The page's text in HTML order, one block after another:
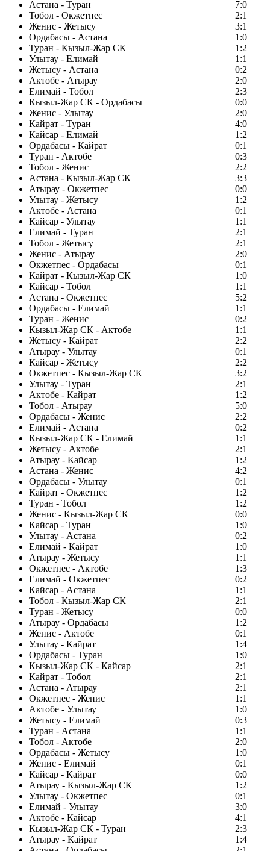
Астана - Туран
7:0
Тобол - Окжетпес
2:1
Женис - Жетысу
3:1
Ордабасы - Астана
1:0
Туран - Кызыл-Жар СК
1:2
Улытау - Елимай
1:1
Жетысу - Астана
0:2
Актобе - Атырау
2:0
Елимай - Тобол
2:3
Кызыл-Жар СК - Ордабасы
0:0
Женис - Улытау
2:0
Кайрат - Туран
4:0
Кайсар - Елимай
1:2
Ордабасы - Кайрат
0:1
Туран - Актобе
0:3
Тобол - Женис
2:2
Астана - Кызыл-Жар СК
3:3
Атырау - Окжетпес
0:0
Улытау - Жетысу
1:2
Актобе - Астана
0:1
Кайсар - Улытау
1:1
Елимай - Туран
2:1
Тобол - Жетысу
2:1
Женис - Атырау
2:0
Окжетпес - Ордабасы
0:1
Кайрат - Кызыл-Жар СК
1:0
Кайсар - Тобол
1:1
Астана - Окжетпес
5:2
Ордабасы - Елимай
1:1
Туран - Женис
0:2
Кызыл-Жар СК - Актобе
1:1
Жетысу - Кайрат
2:2
Атырау - Улытау
0:1
Кайсар - Жетысу
2:2
Окжетпес - Кызыл-Жар СК
3:2
Улытау - Туран
2:1
Актобе - Кайрат
1:2
Тобол - Атырау
5:0
Ордабасы - Женис
2:2
Елимай - Астана
0:2
Кызыл-Жар СК - Елимай
1:1
Жетысу - Актобе
2:1
Атырау - Кайсар
1:2
Астана - Женис
4:2
Ордабасы - Улытау
0:1
Кайрат - Окжетпес
1:2
Туран - Тобол
1:2
Женис - Кызыл-Жар СК
0:0
Кайсар - Туран
1:0
Улытау - Астана
0:2
Елимай - Кайрат
1:0
Атырау - Жетысу
1:1
Окжетпес - Актобе
1:3
Елимай - Окжетпес
0:2
Кайсар - Астана
1:1
Тобол - Кызыл-Жар СК
2:1
Туран - Жетысу
0:0
Атырау - Ордабасы
1:2
Женис - Актобе
0:1
Улытау - Кайрат
1:4
Ордабасы - Туран
1:0
Кызыл-Жар СК - Кайсар
2:1
Кайрат - Тобол
2:1
Астана - Атырау
2:1
Окжетпес - Женис
1:1
Актобе - Улытау
1:0
Жетысу - Елимай
0:3
Туран - Астана
1:1
Тобол - Актобе
2:0
Ордабасы - Жетысу
1:0
Женис - Елимай
0:1
Кайсар - Кайрат
0:0
Атырау - Кызыл-Жар СК
1:2
Улытау - Окжетпес
0:1
Елимай - Улытау
3:0
Актобе - Кайсар
4:1
Кызыл-Жар СК - Туран
2:3
Атырау - Кайрат
1:4